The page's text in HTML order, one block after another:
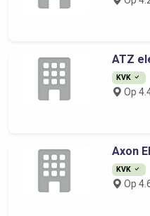
ATZ
KVK
Op
Axon
KVK
Op